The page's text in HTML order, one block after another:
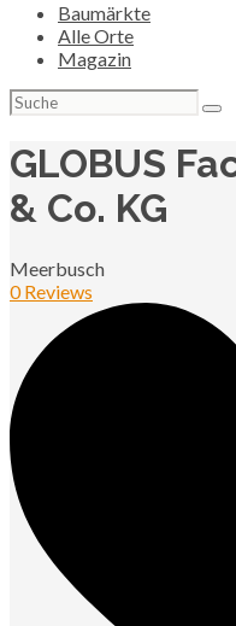
Baumärkte
Alle Orte
Magazin
Suchen
nach:
GLOBUS
& Co. KG
Meerbusch
0 Reviews